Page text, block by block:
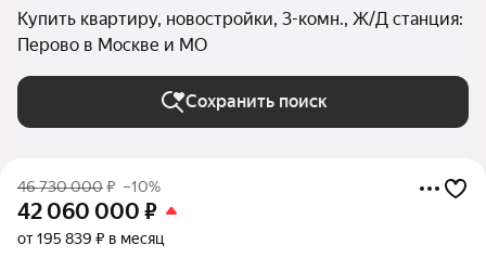
Купить квартиру, новостройки, 3-комн., Ж/Д станция:
Перово в Москве и МО
Сохранить поиск
46 730 000₽ –10%
42 060 000 ₽
от 195 839 ₽ в месяц